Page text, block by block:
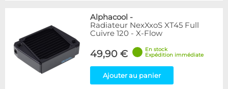
Alphacool -
Radiateur NexXxoS XT45 Full
Cuivre 120 - X-Flow
49,90 €
En stock
Expédition immédiate
Ajouter au panier